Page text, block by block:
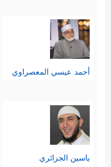
أحمد عيسي المعصراوي
ياسين الجزائري